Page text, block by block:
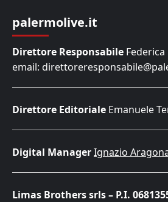
palermolive.it
Direttore Responsabile Federica
email:
Direttore Editoriale Emanuele
Digital ManagerIgnazio
Limas Brothers srls – P.I.